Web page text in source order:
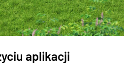
aplikacji